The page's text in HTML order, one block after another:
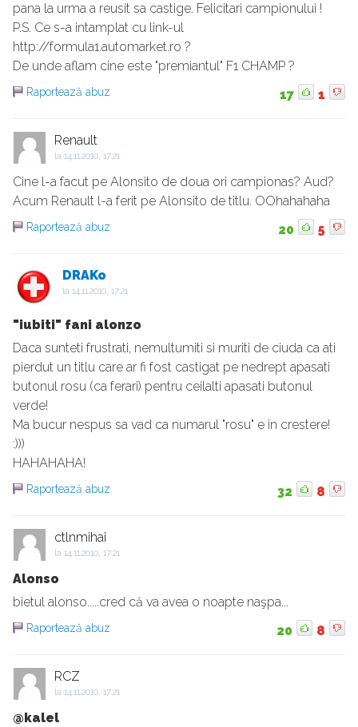
pana la urma a reusit sa castige. Felicitari campionului !
P.S. Ce s-a intamplat cu link-ul
http://formula1.automarket.ro ?
De unde aflam cine este "premiantul" F1 CHAMP ?
Raportează abuz 17 1
Renault
la 14.11.2010, 17:21
Cine l-a facut pe Alonsito de doua ori campionas? Aud?
Acum Renault l-a ferit pe Alonsito de titlu. OOhahahaha
Raportează abuz 20 5
DRAKo
la 14.11.2010, 17:21
"iubiti" fani alonzo
Daca sunteti frustrati, nemultumiti si muriti de ciuda ca ati
pierdut un titlu care ar fi fost castigat pe nedrept apasati
butonul rosu (ca ferari) pentru ceilalti apasati butonul
verde!
Ma bucur nespus sa vad ca numarul "rosu" e in crestere!
:)))
HAHAHAHA!
Raportează abuz 32 8
ctlnmihai
la 14.11.2010, 17:21
Alonso
bietul alonso.....cred că va avea o noapte naşpa...
Raportează abuz 20 8
RCZ
la 14.11.2010, 17:21
@kalel